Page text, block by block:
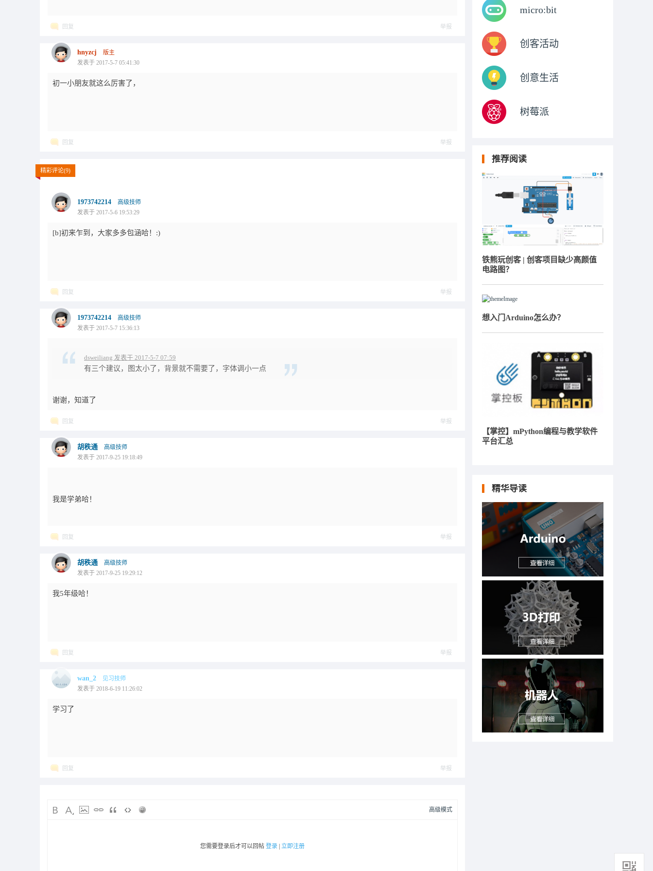
回复 举报
hnyzcj
版主
发表于 2017-5-7 05:41:30
初一小朋友就这么厉害了，
回复 举报
精彩评论(9)
1973742214
高级技师
发表于 2017-5-6 19:53:29
[b]初来乍到，大家多多包涵哈！:)
回复 举报
1973742214
高级技师
发表于 2017-5-7 15:36:13
dsweiliang 发表于 2017-5-7 07:59
有三个建议，图太小了，背景就不需要了，字体调小一点
谢谢，知道了
回复 举报
胡秩通
高级技师
发表于 2017-9-25 19:18:49
我是学弟哈！
回复 举报
胡秩通
高级技师
发表于 2017-9-25 19:29:12
我5年级哈！
回复 举报
wan_2
见习技师
发表于 2018-6-19 11:26:02
学习了
回复 举报
高级模式
您需要登录后才可以回帖 登录 立即注册
micro:bit
创客活动
创意生活
树莓派
推荐阅读
铁熊玩创客 | 创客项目缺少高颜值
电路图？
想入门Arduino怎么办？
【掌控】mPython编程与教学软件
平台汇总
精华导读